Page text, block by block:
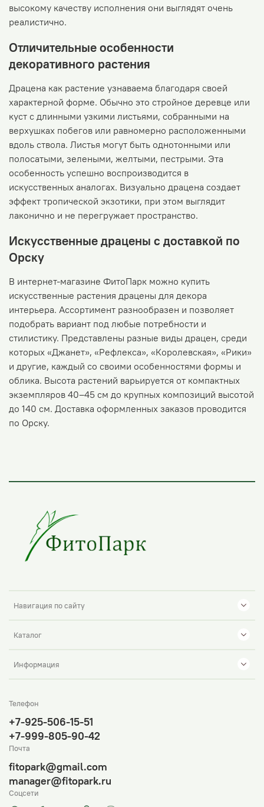
высокому качеству исполнения они выглядят очень
реалистично.
Отличительные особенности
декоративного растения
Драцена как растение узнаваема благодаря своей
характерной форме. Обычно это стройное деревце или
куст с длинными узкими листьями, собранными на
верхушках побегов или равномерно расположенными
вдоль ствола. Листья могут быть однотонными или
полосатыми, зелеными, желтыми, пестрыми. Эта
особенность успешно воспроизводится в
искусственных аналогах. Визуально драцена создает
эффект тропической экзотики, при этом выглядит
лаконично и не перегружает пространство.
Искусственные драцены с доставкой по
Орску
В интернет-магазине ФитоПарк можно купить
искусственные растения драцены для декора
интерьера. Ассортимент разнообразен и позволяет
подобрать вариант под любые потребности и
стилистику. Представлены разные виды драцен, среди
которых «Джанет», «Рефлекса», «Королевская», «Рики»
и другие, каждый со своими особенностями формы и
облика. Высота растений варьируется от компактных
экземпляров 40–45 см до крупных композиций высотой
до 140 см. Доставка оформленных заказов проводится
по Орску.
Навигация по сайту
Каталог
Информация
Телефон
+7-925-506-15-51
+7-999-805-90-42
Почта
fitopark@gmail.com
manager@fitopark.ru
Соцсети